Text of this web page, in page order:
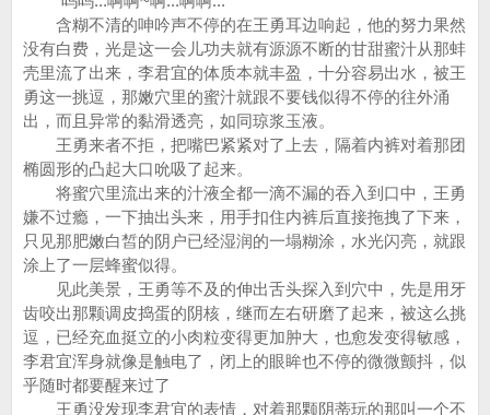
含糊不清的呻吟声不停的在王勇耳边响起，他的努力果然
没有白费，光是这一会儿功夫就有源源不断的甘甜蜜汁从那蚌
壳里流了出来，李君宜的体质本就丰盈，十分容易出水，被王
勇这一挑逗，那嫩穴里的蜜汁就跟不要钱似得不停的往外涌
出，而且异常的黏滑透亮，如同琼浆玉液。
王勇来者不拒，把嘴巴紧紧对了上去，隔着内裤对着那团
椭圆形的凸起大口吮吸了起来。
将蜜穴里流出来的汁液全都一滴不漏的吞入到口中，王勇
嫌不过瘾，一下抽出头来，用手扣住内裤后直接拖拽了下来，
只见那肥嫩白皙的阴户已经湿润的一塌糊涂，水光闪亮，就跟
涂上了一层蜂蜜似得。
见此美景，王勇等不及的伸出舌头探入到穴中，先是用牙
齿咬出那颗调皮捣蛋的阴核，继而左右研磨了起来，被这么挑
逗，已经充血挺立的小肉粒变得更加肿大，也愈发变得敏感，
李君宜浑身就像是触电了，闭上的眼眸也不停的微微颤抖，似
乎随时都要醒来过了
王勇没发现李君宜的表情，对着那颗阴蒂玩的那叫一个不